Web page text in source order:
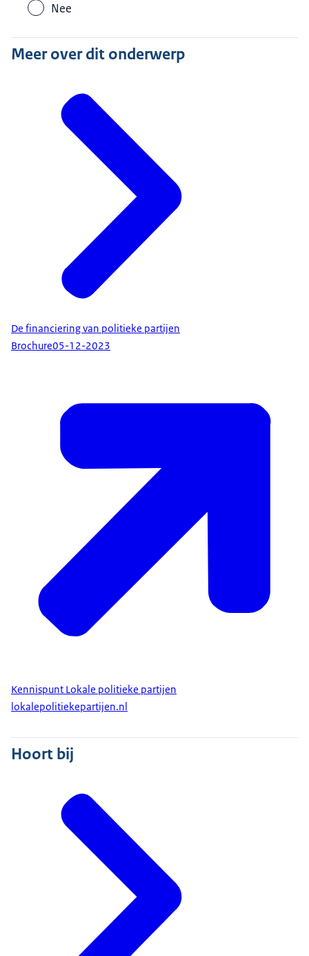
Nee
Meer over dit onderwerp
De financiering van politieke partijen
Brochure05-12-2023
Kennispunt Lokale politieke partijen
lokalepolitiekepartijen.nl
Hoort bij